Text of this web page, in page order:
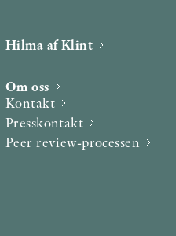
Hilma af Klint
Om oss
Kontakt
Presskontakt
Peer review-processen